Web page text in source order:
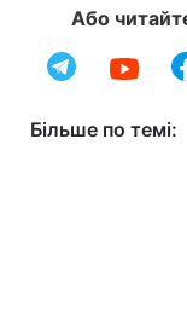
Або
Більше по темі: